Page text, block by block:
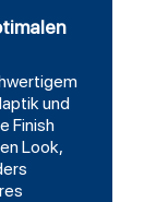
und
Finish
Look,